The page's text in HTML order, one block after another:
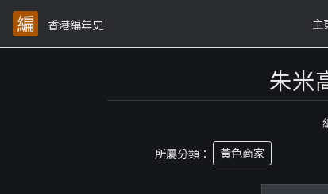
香港編年史 主
朱米
所屬分類：
黃色商家